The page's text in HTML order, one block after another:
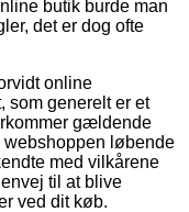
butik burde man
det er dog ofte
online
som generelt er et
gældende
løbende
med vilkårene
til at blive
ved dit køb.